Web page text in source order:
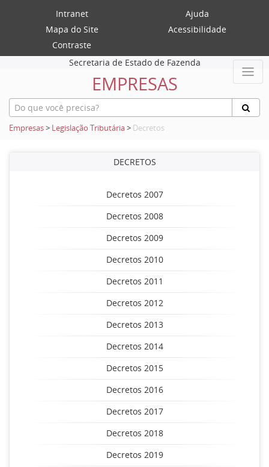
Intranet
Ajuda
Mapa do Site
Acessibilidade
Contraste
Secretaria de Estado de Fazenda
EMPRESAS
Empresas> Legislação Tributária> Decretos
DECRETOS
Decretos 2007
Decretos 2008
Decretos 2009
Decretos 2010
Decretos 2011
Decretos 2012
Decretos 2013
Decretos 2014
Decretos 2015
Decretos 2016
Decretos 2017
Decretos 2018
Decretos 2019